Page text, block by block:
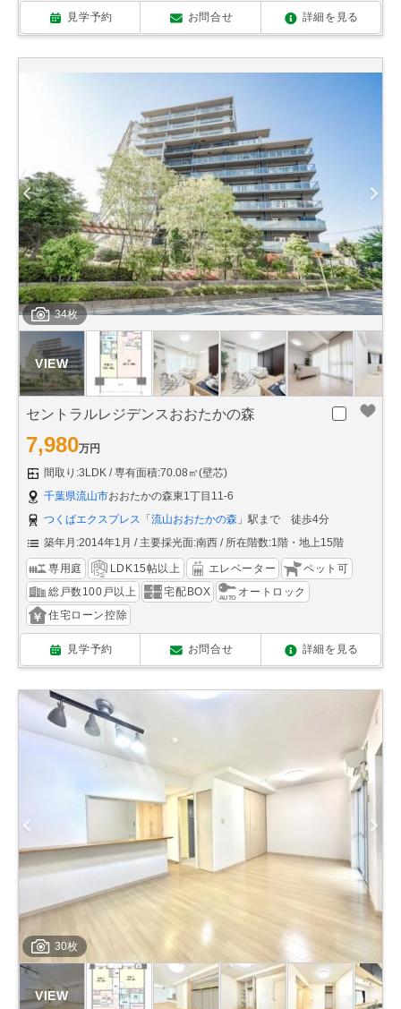
見学予約 お問合せ 詳細を見る
34枚
セントラルレジデンスおおたかの森
7,980万円
間取り:3LDK
専有面積:70.08㎡(壁芯)
千葉県流山市おおたかの森東1丁目11-6
つくばエクスプレス 「 流山おおたかの森 」駅まで 徒歩4分
築年月:2014年1月
主要採光面:南西 所在階数:1階・地上15階
専用庭 LDK15帖以上 エレベーター
ペット可
総戸数100戸以上
宅配BOX
オートロック
住宅ローン控除
見学予約 お問合せ 詳細を見る
30枚